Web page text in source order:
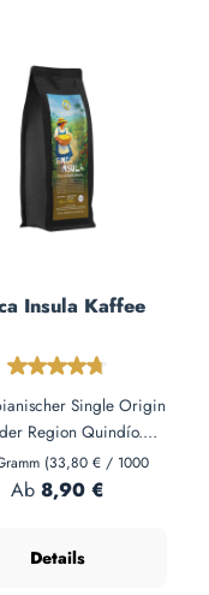
von 5 von 5 Sternen
Insula Kaffee
Durchschnittliche
Single Origin
Region Quindío.
mit mandel-
Körper und dezenten
French Press und
(33,80 € / 1000
Gramm)
Regulärer Preis:
Ab 8,90 €
Details